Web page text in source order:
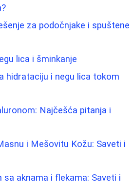
za podočnjake i spuštene
lica i šminkanje
hidrataciju i negu lica tokom
Najčešća pitanja i
i Mešovitu Kožu: Saveti i
aknama i flekama: Saveti i